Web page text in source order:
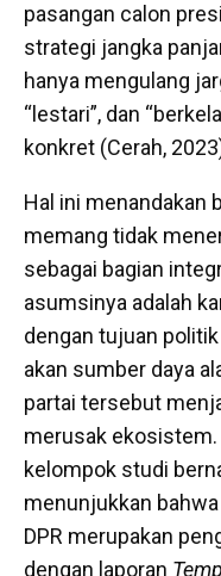
pasangan calon
strategi jangka
hanya mengulang
“lestari”, dan
konkret (Cerah,
Hal ini menandakan
memang tidak
sebagai bagian
asumsinya adalah
dengan tujuan
akan sumber daya
partai tersebut
merusak ekosistem.
kelompok studi
menunjukkan
DPR merupakan
dengan laporan